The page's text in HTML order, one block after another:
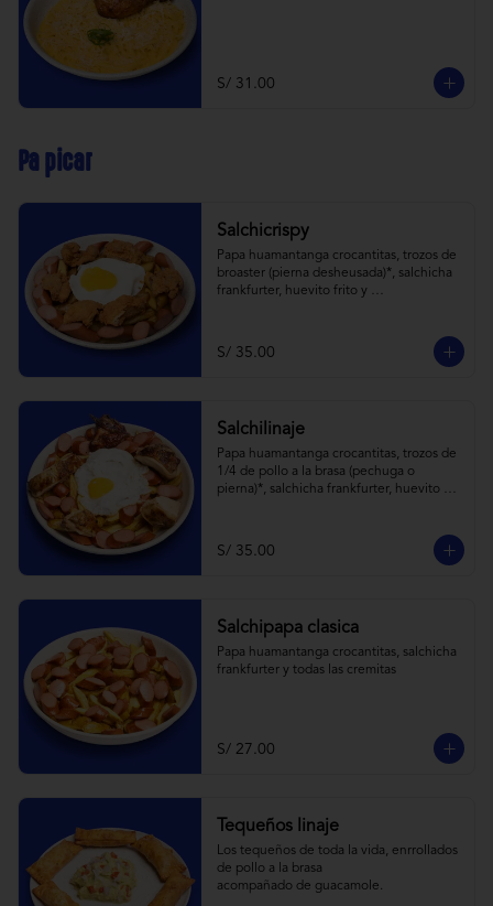
S/ 31.00
Pa picar
Salchicrispy
Papa huamantanga crocantitas, trozos de
broaster (pierna desheusada)*, salchicha
frankfurter, huevito frito y
S/ 35.00
Salchilinaje
Papa huamantanga crocantitas, trozos de
1/4 de pollo a la brasa (pechuga o
pierna)*, salchicha frankfurter, huevito
o pierna es sujeta a stock.
S/ 35.00
Salchipapa clasica
Papa huamantanga crocantitas, salchicha
frankfurter y todas las cremitas
S/ 27.00
Tequeños linaje
Los tequeños de toda la vida, enrrollados
de pollo a la brasa
acompañado de guacamole.